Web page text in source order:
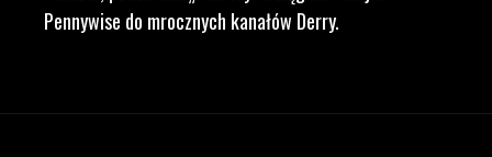
Pennywise do mrocznych kanałów Derry.